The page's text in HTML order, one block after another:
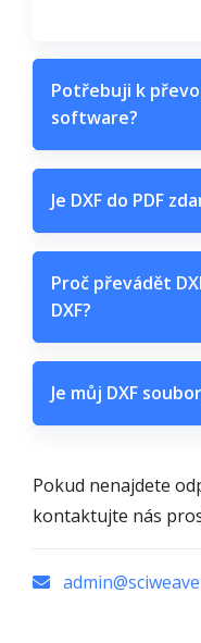
Potřebuji k
software?
Je DXF do PDF
Proč převádět
DXF?
Je můj DXF
Pokud nenajdete
kontaktujte nás